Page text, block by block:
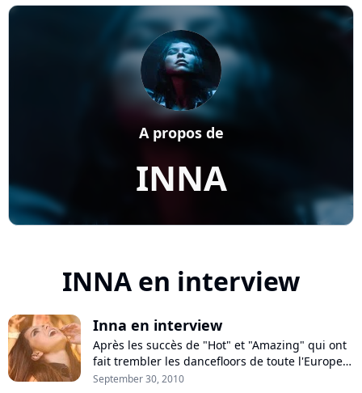
INNA
A propos de
INNA en interview
Inna en interview
Après les succès de "Hot" et "Amazing" qui ont
fait trembler les dancefloors de toute l'Europe
cet été, Inna poursuit la promotion de son
September 30, 2010